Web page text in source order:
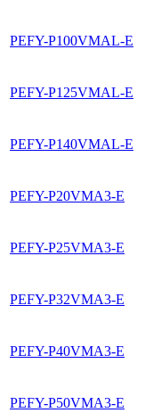
PEFY-P100VMAL-E
PEFY-P125VMAL-E
PEFY-P140VMAL-E
PEFY-P20VMA3-E
PEFY-P25VMA3-E
PEFY-P32VMA3-E
PEFY-P40VMA3-E
PEFY-P50VMA3-E